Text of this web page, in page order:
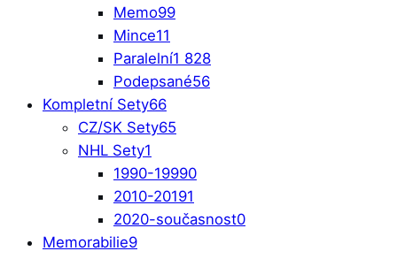
Memo99
Mince11
Paralelní1 828
Podepsané56
Kompletní Sety66
CZ/SK Sety65
NHL Sety1
1990-19990
2010-20191
2020-současnost0
Memorabilie9